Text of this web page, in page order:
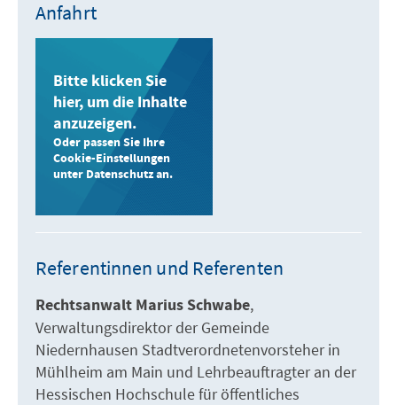
Anfahrt
Bitte klicken Sie
hier, um die Inhalte
anzuzeigen.
Oder passen Sie Ihre
Cookie-Einstellungen
unter Datenschutz an.
Referentinnen und Referenten
Rechtsanwalt Marius Schwabe
Verwaltungsdirektor der Gemeinde
Niedernhausen Stadtverordnetenvorsteher in
Mühlheim am Main und Lehrbeauftragter an der
Hessischen Hochschule für öffentliches